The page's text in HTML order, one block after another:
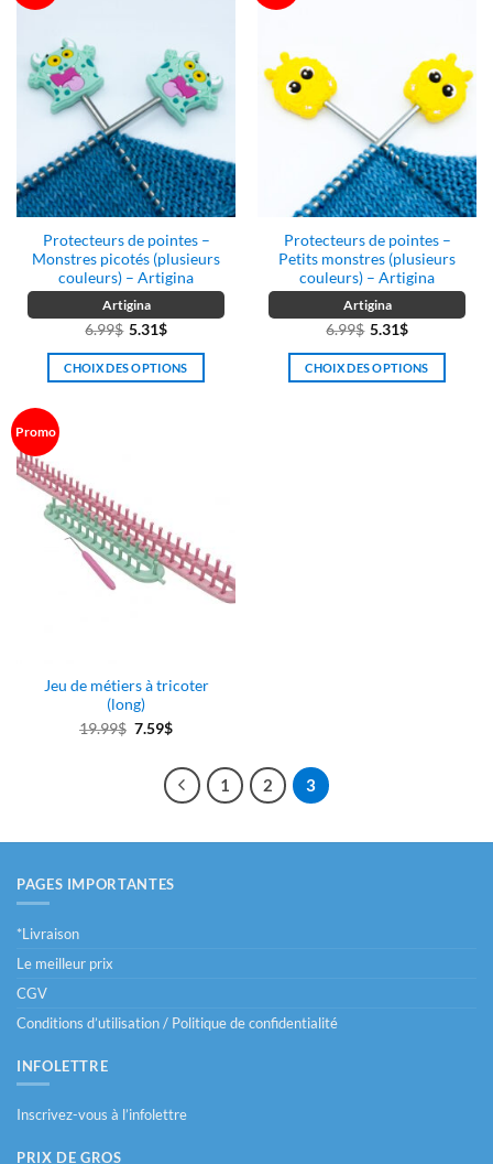
Protecteurs de pointes –
Monstres picotés (plusieurs
couleurs) – Artigina
Artigina
6.99$ 5.31$
CHOIX DES OPTIONS
Les
options
peuvent
être
du
produit
Protecteurs de pointes –
Petits monstres (plusieurs
couleurs) – Artigina
Artigina
6.99$ 5.31$
CHOIX DES OPTIONS
Promo
Jeu de métiers à tricoter
(long)
19.99$ Le
initial
était :
7.59$Le
actuel
est :
1 2 3
PAGES IMPORTANTES
*Livraison
Le meilleur prix
CGV
Conditions d’utilisation / Politique de confidentialité
INFOLETTRE
Inscrivez-vous à l’infolettre
PRIX DE GROS